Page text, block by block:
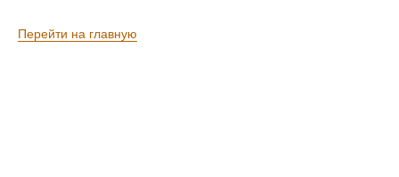
Перейти на главную